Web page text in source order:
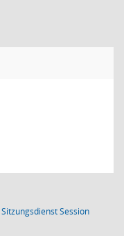
SitzungsdienstSession(Wird in